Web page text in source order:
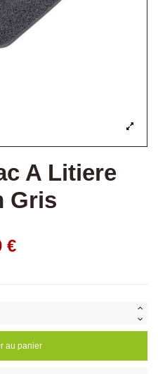
A Litiere
Gris
€
au panier